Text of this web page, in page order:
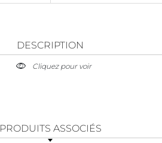
DESCRIPTION
Cliquez pour voir
PRODUITS ASSOCIÉS